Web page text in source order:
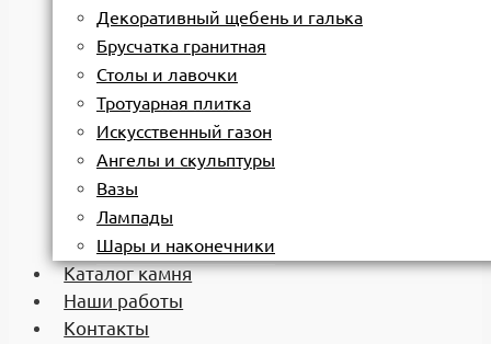
Декоративный щебень и галька
Брусчатка гранитная
Столы и лавочки
Тротуарная плитка
Искусственный газон
Ангелы и скульптуры
Вазы
Лампады
Шары и наконечники
Каталог камня
Наши работы
Контакты